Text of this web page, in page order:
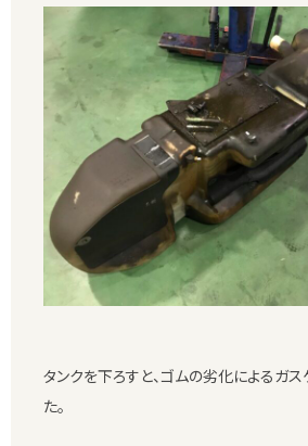
タンクを下ろすと、ゴムの劣化によるガ
た。